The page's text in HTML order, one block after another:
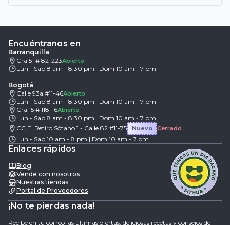
Encuéntranos en
Barranquilla
Cra 51 # 82-223Abierto
Lun - Sab 8 am - 8:30 pm | Dom 10 am - 7 pm
Bogotá
Calle 93a #11-46Abierto
Lun - Sab 8 am - 8:30 pm | Dom 10 am - 7 pm
Cra 15 # 118-16Abierto
Lun - Sab 8 am - 8:30 pm | Dom 10 am - 7 pm
CC El Retiro Sótano 1 - Calle 82 #11-75
Nuevo Cerrado
Lun - Sab 10 am - 8 pm | Dom 10 am - 7 pm
Enlaces rápidos
Blog
Vende con nosotros
Nuestras tiendas
Portal de Proveedores
¡No te pierdas nada!
Recibe en tu correo las últimas ofertas, deliciosas recetas y consejos de